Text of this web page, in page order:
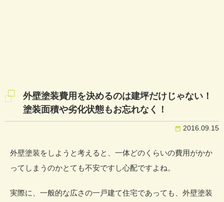
外壁塗装費用を決めるのは建坪だけじゃない！
塗装面積や劣化状態もお忘れなく！
2016.09.15
外壁塗装をしようと考えると、一体どのくらいの費用がかか
ってしまうのかとても不安ですし心配ですよね。
実際に、一般的な広さの一戸建て住宅であっても、外壁塗装